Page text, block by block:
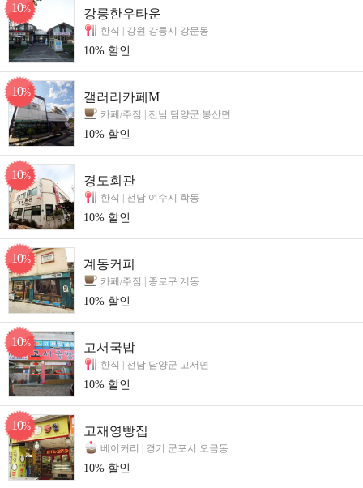
10% 강릉한우타운
한식 | 강원 강릉시 강문동
10% 할인
10% 갤러리카페M
카페/주점 | 전남 담양군 봉산면
10% 할인
10% 경도회관
한식 | 전남 여수시 학동
10% 할인
10% 계동커피
카페/주점 | 종로구 계동
10% 할인
10% 고서국밥
한식 | 전남 담양군 고서면
10% 할인
10% 고재영빵집
베이커리 | 경기 군포시 오금동
10% 할인